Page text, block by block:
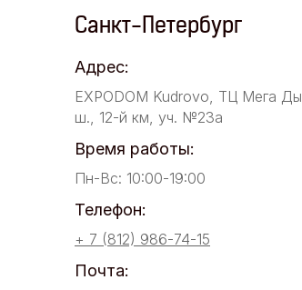
Санкт-Петербург
Адрес:
EXPODOM Kudrovo, ТЦ Мега
ш., 12-й км, уч. №23а
Время работы:
Пн-Вс: 10:00-19:00
Телефон:
+ 7 (812) 986-74-15
Почта: